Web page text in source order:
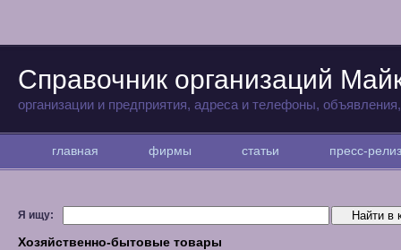
Справочник организаций
организации и предприятия, адреса и телефоны,
главная фирмы статьи пресс-
Я ищу:
Хозяйственно-бытовые товары